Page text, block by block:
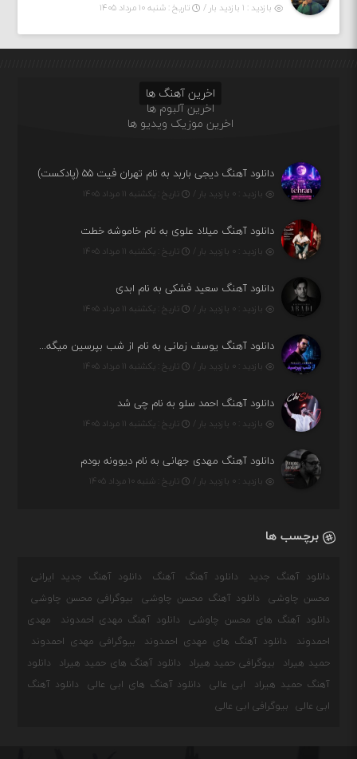
بازدید : ۱ بازدید بار / تاریخ : شنبه ۱۰ مرداد ۱۴۰۵
اخرین آهنگ ها
اخرین آلبوم ها
اخرین موزیک ویدیو ها
دانلود آهنگ دیجی باربد به نام تهران فیت ۵۵ (پادکست)
بازدید : ۰ بازدید بار / تاریخ : یکشنبه ۱۱ مرداد ۱۴۰۵
دانلود آهنگ میلاد علوی به نام خاموشه خطت
بازدید : ۰ بازدید بار / تاریخ : یکشنبه ۱۱ مرداد ۱۴۰۵
دانلود آهنگ سعید فشکی به نام ابدی
بازدید : ۰ بازدید بار / تاریخ : یکشنبه ۱۱ مرداد ۱۴۰۵
دانلود آهنگ یوسف زمانی به نام از شب بپرسین میگه چه روزگاری دارم
بازدید : ۰ بازدید بار / تاریخ : یکشنبه ۱۱ مرداد ۱۴۰۵
دانلود آهنگ احمد سلو به نام چی شد
بازدید : ۰ بازدید بار / تاریخ : یکشنبه ۱۱ مرداد ۱۴۰۵
دانلود آهنگ مهدی جهانی به نام دیوونه بودم
بازدید : ۰ بازدید بار / تاریخ : شنبه ۱۰ مرداد ۱۴۰۵
برچسب ها
دانلود آهنگ جدید دانلود آهنگ آهنگ
دانلود آهنگ جدید ایرانی
محسن چاوشی
دانلود آهنگ محسن چاوشی
بیوگرافی محسن چاوشی
دانلود آهنگ های محسن چاوشی
دانلود آهنگ مهدی احمدوند
مهدی
احمدوند
دانلود آهنگ های مهدی احمدوند
بیوگرافی مهدی احمدوند
حمید هیراد
بیوگرافی حمید هیراد دانلود آهنگ های حمید هیراد
دانلود
آهنگ حمید هیراد
ابی عالی دانلود آهنگ های ابی عالی
دانلود آهنگ
ابی عالی
بیوگرافی ابی عالی